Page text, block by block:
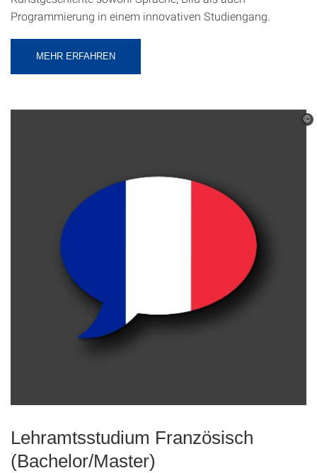
Programmierung in einem innovativen Studiengang.
MEHR ERFAHREN
©
Lehramtsstudium Französisch
(Bachelor/Master)